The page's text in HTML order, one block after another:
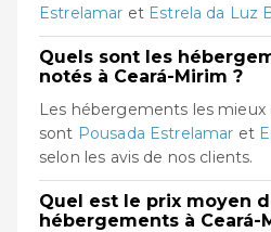
Estrelamar et Estrela da Luz
Quels sont les
notés à Ceará-Mirim ?
Les hébergements les mieux
sont Pousada Estrelamar et
selon les avis de nos clients.
Quel est le prix moyen
hébergements à Ceará-